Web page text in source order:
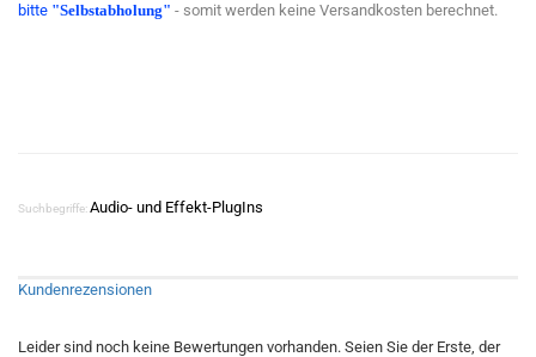
bitte "Selbstabholung" - somit werden keine Versandkosten berechnet.
Suchbegriffe:Audio- und Effekt-PlugIns
Kundenrezensionen
Leider sind noch keine Bewertungen vorhanden. Seien Sie der Erste, der